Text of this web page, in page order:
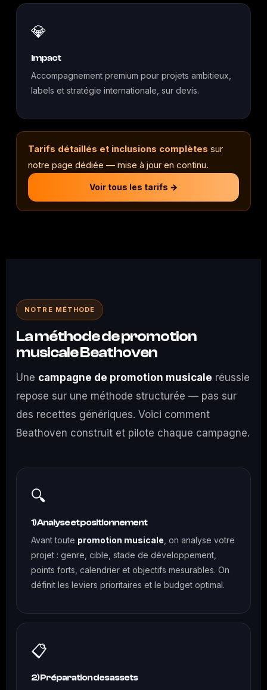
💎
Impact
Accompagnement premium pour projets ambitieux,
labels et stratégie internationale, sur devis.
Tarifs détaillés et inclusions complètes sur
notre page dédiée — mise à jour en continu.
Voir tous les tarifs →
NOTRE MÉTHODE
La méthode de promotion
musicale Beathoven
Une campagne de promotion musicale réussie
repose sur une méthode structurée — pas sur
des recettes génériques. Voici comment
Beathoven construit et pilote chaque campagne.
🔍
1) Analyse et positionnement
Avant toute promotion musicale , on analyse votre
projet : genre, cible, stade de développement,
points forts, calendrier et objectifs mesurables. On
définit les leviers prioritaires et le budget optimal.
📋
2) Préparation des assets